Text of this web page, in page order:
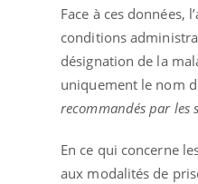
Face à ces données,
conditions
désignation de la
uniquement le nom
recommandés par les
En ce qui concerne
aux modalités de
Carence en fer :
Youtube
Fatigue, irritabilité, brouillard
carence en fer sont multiples ce